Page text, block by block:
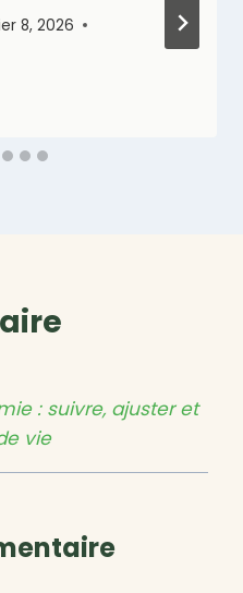
8, 2026
: suivre, ajuster et
vie